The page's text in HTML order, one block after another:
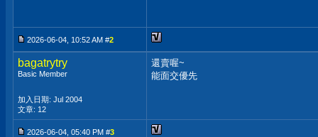
2026-06-04, 10:52 AM #2
bagatrytry
Basic Member
加入日期: Jul 2004
文章: 12
還賣喔~
能面交優先
2026-06-04, 05:40 PM #3